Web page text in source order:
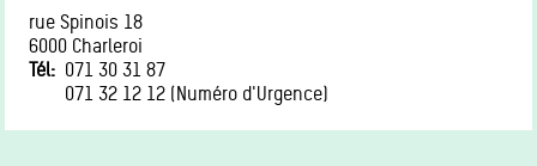
rue Spinois 18
6000 Charleroi
Tél
071 30 31 87
071 32 12 12 (Numéro d'Urgence)